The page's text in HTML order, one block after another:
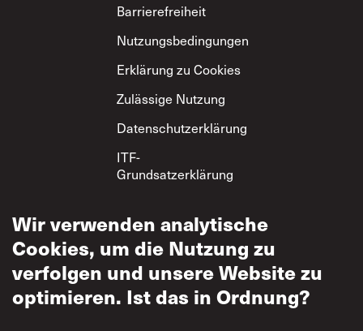
Footer
Barrierefreiheit
Nutzungsbedingungen
Erklärung zu Cookies
Zulässige Nutzung
Datenschutzerklärung
ITF-
Grundsatzerklärung
Wir verwenden analytische
Cookies, um die Nutzung zu
verfolgen und unsere Website zu
optimieren. Ist das in Ordnung?